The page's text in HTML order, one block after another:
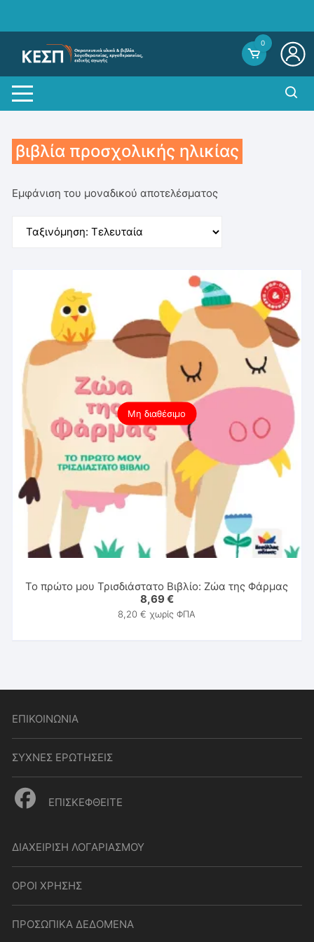
0
βιβλία προσχολικής ηλικίας
Εμφάνιση του μοναδικού αποτελέσματος
Μη διαθέσιμο
Το πρώτο μου Τρισδιάστατο Βιβλίο: Ζώα της Φάρμας
8,69€
8,20€ χωρίς ΦΠΑ
ΕΠΙΚΟΙΝΩΝΙΑ
ΣΥΧΝΕΣ ΕΡΩΤΗΣΕΙΣ
ΕΠΙΣΚΕΦΘΕΙΤΕ
ΔΙΑΧΕΙΡΙΣΗ ΛΟΓΑΡΙΑΣΜΟΥ
ΟΡΟΙ ΧΡΗΣΗΣ
ΠΡΟΣΩΠΙΚΑ ΔΕΔΟΜΕΝΑ